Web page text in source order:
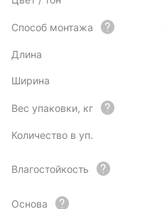
Способ монтажа
Длина
Ширина
Вес упаковки, кг
Количество в уп.
Влагостойкость
Основа